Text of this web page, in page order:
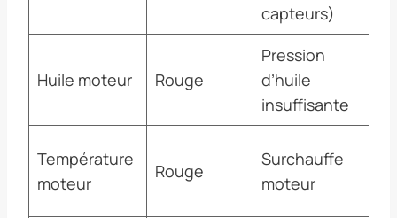
capteurs)
Huile moteur Rouge
Pression
d’huile
insuffisante
Température
moteur
Rouge
Surchauffe
moteur